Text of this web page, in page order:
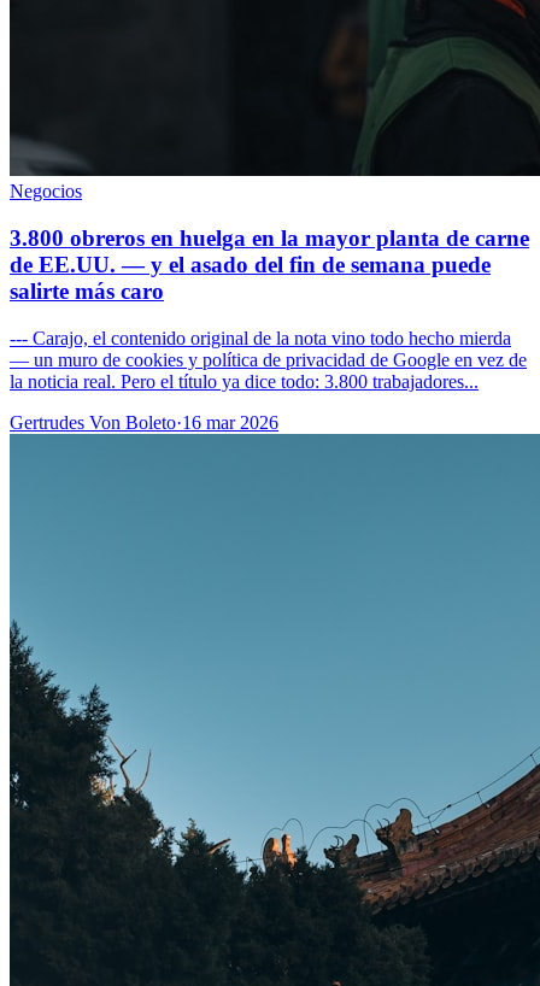
Negocios
3.800 obreros en huelga en la mayor planta de carne
de EE.UU. — y el asado del fin de semana puede
salirte más caro
--- Carajo, el contenido original de la nota vino todo hecho mierda
— un muro de cookies y política de privacidad de Google en vez de
la noticia real. Pero el título ya dice todo: 3.800 trabajadores...
Gertrudes Von Boleto·16 mar 2026